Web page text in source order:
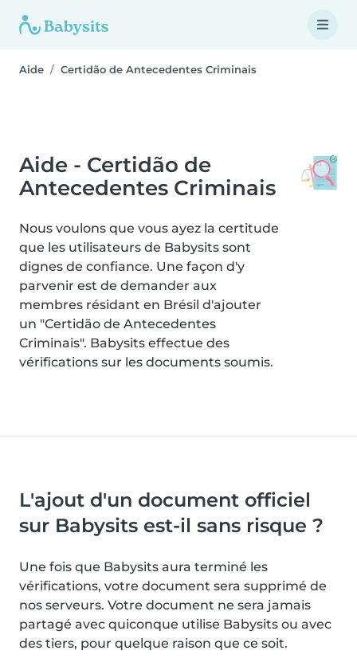
Aide Certidão de Antecedentes Criminais
Aide - Certidão de
Antecedentes Criminais
Nous voulons que vous ayez la certitude
que les utilisateurs de Babysits sont
dignes de confiance. Une façon d'y
parvenir est de demander aux
membres résidant en Brésil d'ajouter
un "Certidão de Antecedentes
Criminais". Babysits effectue des
vérifications sur les documents soumis.
L'ajout d'un document officiel
sur Babysits est-il sans risque ?
Une fois que Babysits aura terminé les
vérifications, votre document sera supprimé de
nos serveurs. Votre document ne sera jamais
partagé avec quiconque utilise Babysits ou avec
des tiers, pour quelque raison que ce soit.